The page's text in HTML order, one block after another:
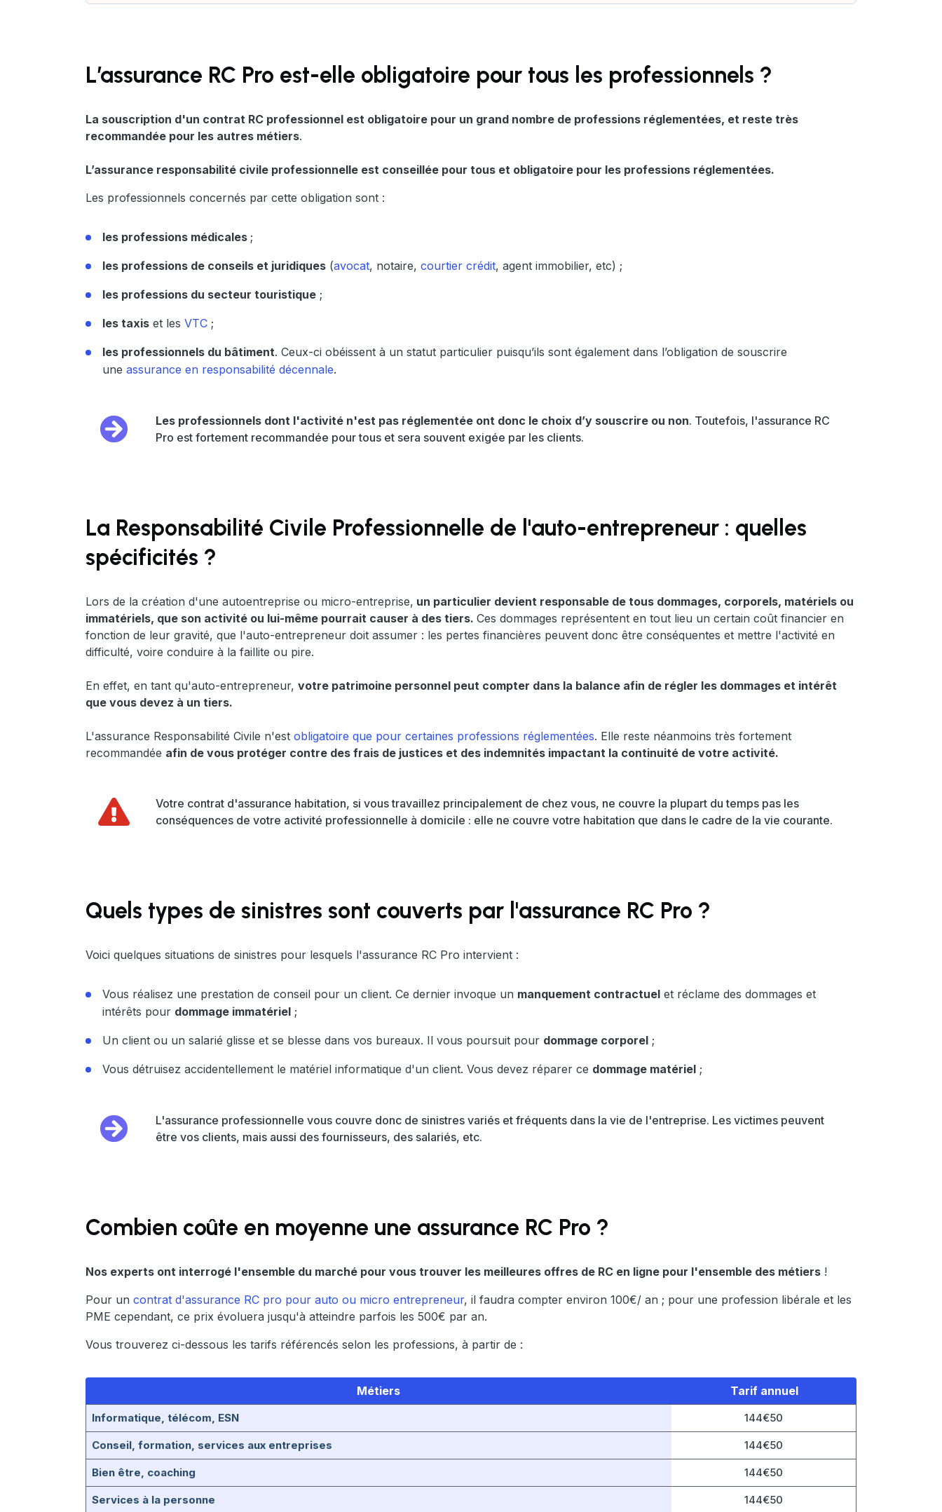
L’assurance RC Pro est-elle obligatoire pour tous les professionnels ?
La souscription d'un contrat RC professionnel est obligatoire pour un grand nombre de professions réglementées, et reste très
recommandée pour les autres métiers.
L’assurance responsabilité civile professionnelle est conseillée pour tous et obligatoire pour les professions réglementées.
Les professionnels concernés par cette obligation sont :
les professions médicales ;
les professions de conseils et juridiques (avocat, notaire, courtier crédit, agent immobilier, etc) ;
les professions du secteur touristique ;
les taxis et les VTC ;
les professionnels du bâtiment. Ceux-ci obéissent à un statut particulier puisqu’ils sont également dans l’obligation de souscrire
une assurance en responsabilité décennale.
Les professionnels dont l'activité n'est pas réglementée ont donc le choix d’y souscrire ou non. Toutefois, l'assurance RC
Pro est fortement recommandée pour tous et sera souvent exigée par les clients.
La Responsabilité Civile Professionnelle de l'auto-entrepreneur : quelles
spécificités ?
Lors de la création d'une autoentreprise ou micro-entreprise, un particulier devient responsable de tous dommages, corporels, matériels ou
immatériels, que son activité ou lui-même pourrait causer à des tiers. Ces dommages représentent en tout lieu un certain coût financier en
fonction de leur gravité, que l'auto-entrepreneur doit assumer : les pertes financières peuvent donc être conséquentes et mettre l'activité en
difficulté, voire conduire à la faillite ou pire.
En effet, en tant qu'auto-entrepreneur, votre patrimoine personnel peut compter dans la balance afin de régler les dommages et intérêt
que vous devez à un tiers.
L'assurance Responsabilité Civile n'est obligatoire que pour certaines professions réglementées. Elle reste néanmoins très fortement
recommandée afin de vous protéger contre des frais de justices et des indemnités impactant la continuité de votre activité.
Votre contrat d'assurance habitation, si vous travaillez principalement de chez vous, ne couvre la plupart du temps pas les
conséquences de votre activité professionnelle à domicile : elle ne couvre votre habitation que dans le cadre de la vie courante.
Quels types de sinistres sont couverts par l'assurance RC Pro ?
Voici quelques situations de sinistres pour lesquels l'assurance RC Pro intervient :
Vous réalisez une prestation de conseil pour un client. Ce dernier invoque un manquement contractuel et réclame des dommages et
intérêts pour dommage immatériel ;
Un client ou un salarié glisse et se blesse dans vos bureaux. Il vous poursuit pour dommage corporel ;
Vous détruisez accidentellement le matériel informatique d'un client. Vous devez réparer ce dommage matériel ;
L'assurance professionnelle vous couvre donc de sinistres variés et fréquents dans la vie de l'entreprise. Les victimes peuvent
être vos clients, mais aussi des fournisseurs, des salariés, etc.
Combien coûte en moyenne une assurance RC Pro ?
Nos experts ont interrogé l'ensemble du marché pour vous trouver les meilleures offres de RC en ligne pour l'ensemble des métiers !
Pour un contrat d'assurance RC pro pour auto ou micro entrepreneur, il faudra compter environ 100€/ an ; pour une profession libérale et les
PME cependant, ce prix évoluera jusqu'à atteindre parfois les 500€ par an.
Vous trouverez ci-dessous les tarifs référencés selon les professions, à partir de :
Métiers Tarif annuel
Informatique, télécom, ESN 144€50
Conseil, formation, services aux entreprises 144€50
Bien être, coaching 144€50
Services à la personne 144€50